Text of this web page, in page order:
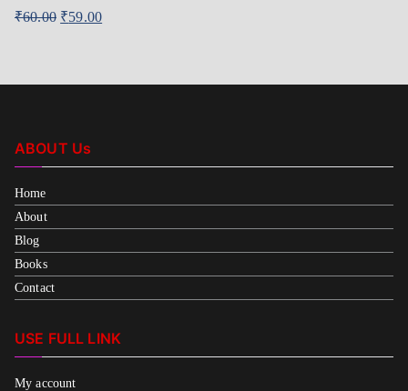
₹60.00 ₹59.00
ABOUT Us
Home
About
Blog
Books
Contact
USE FULL LINK
My account